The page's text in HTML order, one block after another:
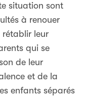
situation sont
à renouer
rétablir leur
qui se
de leur
et de la
enfants séparés